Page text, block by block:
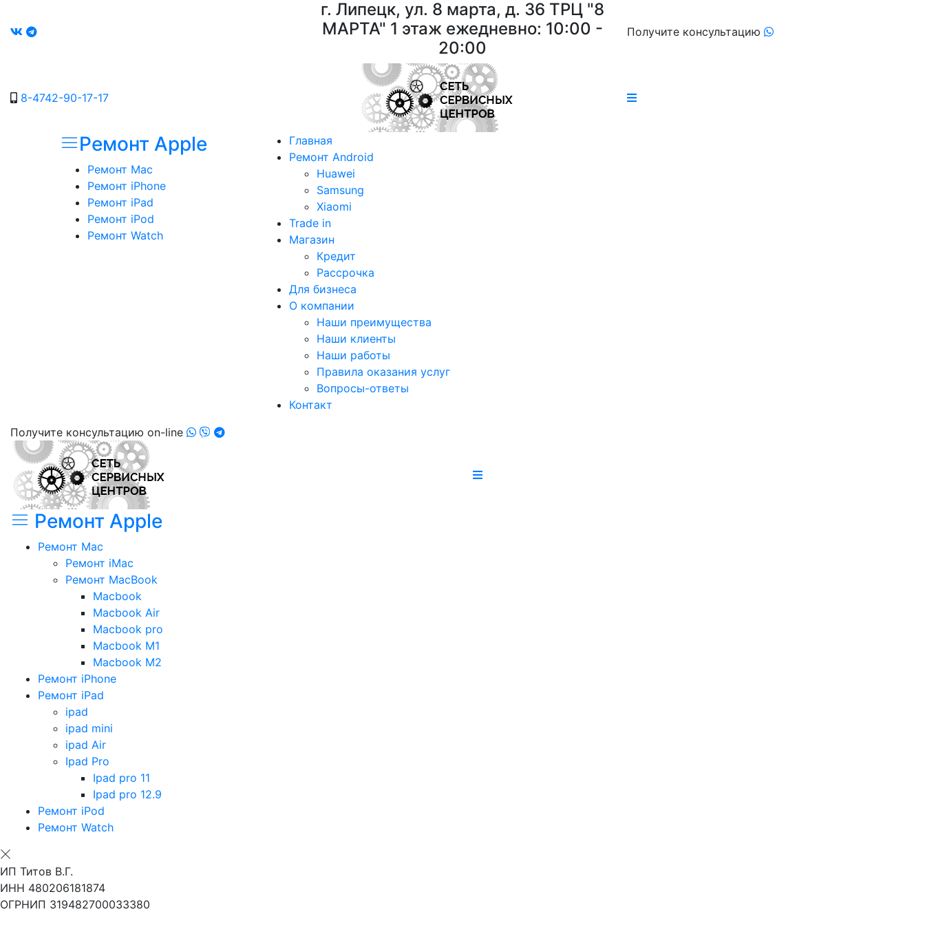
г. Липецк, ул. 8 марта, д. 36 ТРЦ "8
МАРТА" 1 этаж ежедневно: 10:00 -
20:00
Получите консультацию
8-4742-90-17-17
Ремонт Apple
Ремонт Mac
Ремонт iPhone
Ремонт iPad
Ремонт iPod
Ремонт Watch
Главная
Ремонт Android
Huawei
Samsung
Xiaomi
Trade in
Магазин
Кредит
Рассрочка
Для бизнеса
О компании
Наши преимущества
Наши клиенты
Наши работы
Правила оказания услуг
Вопросы-ответы
Контакт
Получите консультацию on-line
Ремонт Apple
Ремонт Mac
Ремонт iMac
Ремонт MacBook
Macbook
Macbook Air
Macbook pro
Macbook M1
Macbook M2
Ремонт iPhone
Ремонт iPad
ipad
ipad mini
ipad Air
Ipad Pro
Ipad pro 11
Ipad pro 12.9
Ремонт iPod
Ремонт Watch
ИП Титов В.Г.
ИНН 480206181874
ОГРНИП 319482700033380